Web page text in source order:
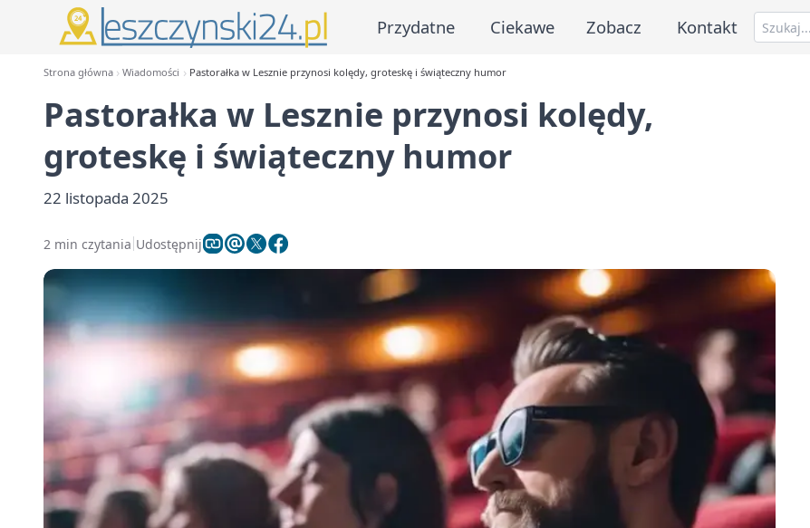
Przydatne Ciekawe Zobacz Kontakt
Strona główna Wiadomości Pastorałka w Lesznie przynosi kolędy, groteskę i świąteczny humor
Pastorałka w Lesznie przynosi kolędy,
groteskę i świąteczny humor
22 listopada 2025
2 min czytania Udostępnij